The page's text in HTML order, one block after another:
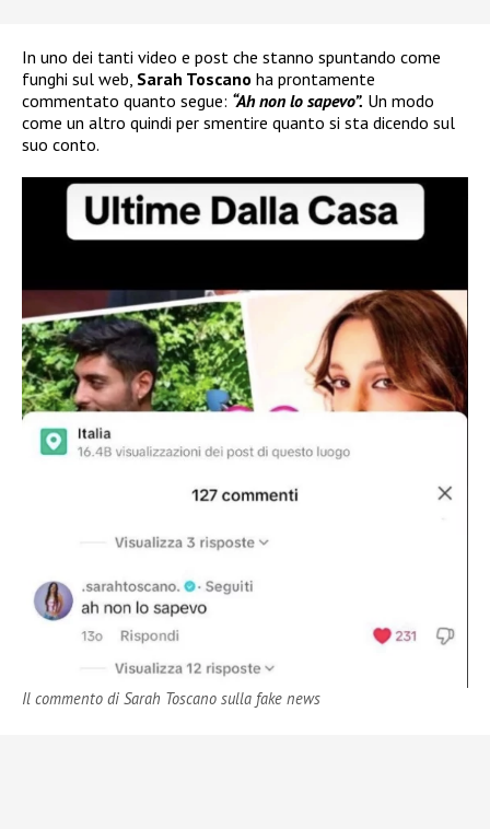
In uno dei tanti video e post che stanno spuntando come
funghi sul web, Sarah Toscano ha prontamente
commentato quanto segue: “Ah non lo sapevo”. Un modo
come un altro quindi per smentire quanto si sta dicendo sul
suo conto.
Il commento di Sarah Toscano sulla fake news